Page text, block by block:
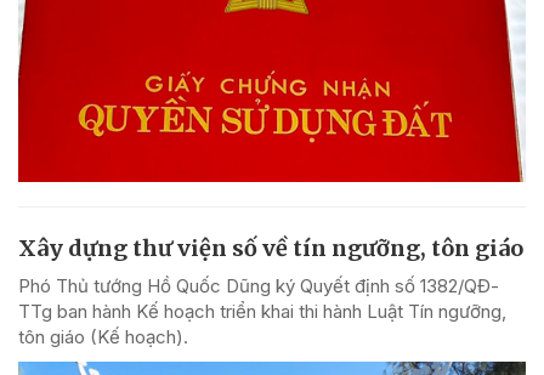
Xây dựng thư viện số về tín ngưỡng, tôn giáo
Phó Thủ tướng Hồ Quốc Dũng ký Quyết định số 1382/QĐ-
TTg ban hành Kế hoạch triển khai thi hành Luật Tín ngưỡng,
tôn giáo (Kế hoạch).